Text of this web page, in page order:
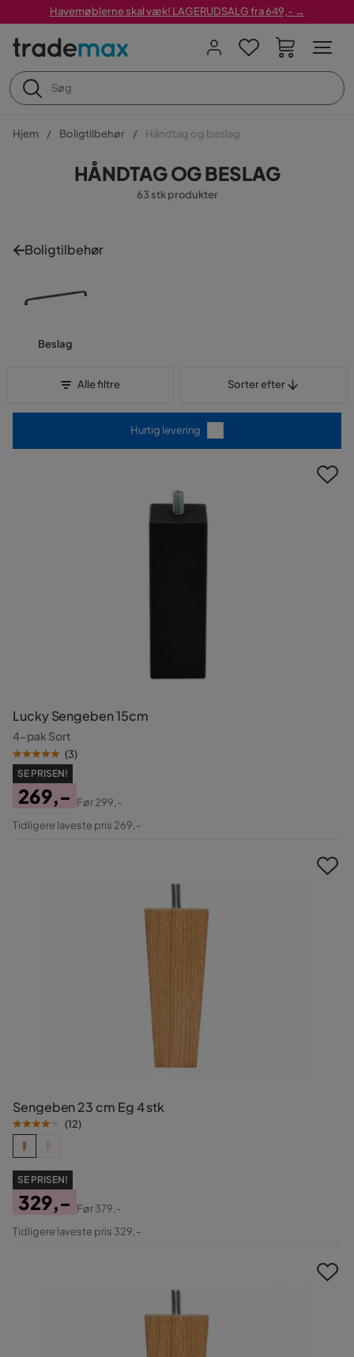
Havemøblerne skal væk! LAGERUDSALG fra 649,- →
Hjem Boligtilbehør Håndtag og beslag
HÅNDTAG OG BESLAG
63 stk produkter
Boligtilbehør
Beslag
Alle filtre Sorter efter
Hurtig levering
Lucky Sengeben 15cm
4-pak Sort
(3)
SE PRISEN!
Pris
269,-
Original
Før299,-
Tidligere laveste pris 269,-
Sengeben 23 cm Eg 4 stk
(12)
SE PRISEN!
Pris
329,-
Original
Før379,-
Tidligere laveste pris 329,-